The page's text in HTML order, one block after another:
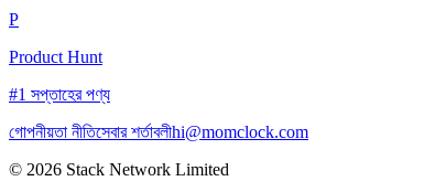
P
Product Hunt
#1 সপ্তাহের পণ্য
গোপনীয়তা নীতিসেবার শর্তাবলীhi@momclock.com
© 2026 Stack Network Limited